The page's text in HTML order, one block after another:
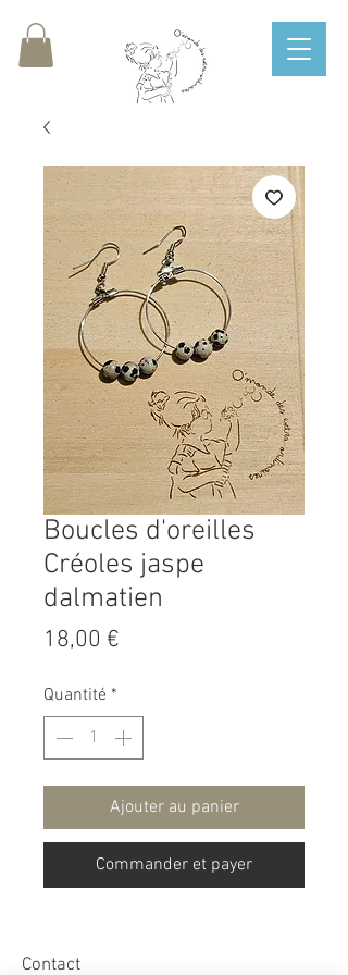
Boucles d'oreilles
Créoles jaspe
dalmatien
18,00 €
Quantité *
Ajouter au panier
Commander et payer
Contact